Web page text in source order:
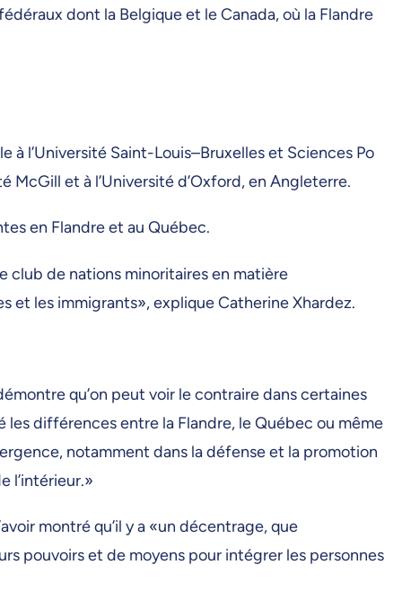
dont la Belgique et le Canada, où la Flandre
l’Université Saint-Louis–Bruxelles et Sciences Po
McGill et à l’Université d’Oxford, en Angleterre.
en Flandre et au Québec.
club de nations minoritaires en matière
et les immigrants», explique Catherine Xhardez.
qu’on peut voir le contraire dans certaines
les différences entre la Flandre, le Québec ou même
notamment dans la défense et la promotion
l’intérieur.»
montré qu’il y a «un décentrage, que
pouvoirs et de moyens pour intégrer les personnes